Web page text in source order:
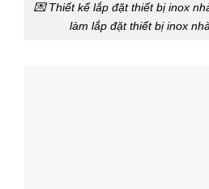
💌 Thiết kế lắp đặt thiết bị inox
làm lắp đặt thiết bị inox